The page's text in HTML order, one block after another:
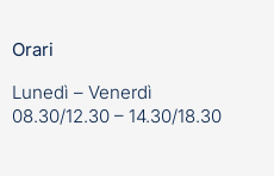
Orari
Lunedì – Venerdì
08.30/12.30 – 14.30/18.30